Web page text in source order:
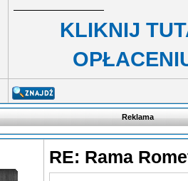
KLIKNIJ
Reklama
RE: Rama